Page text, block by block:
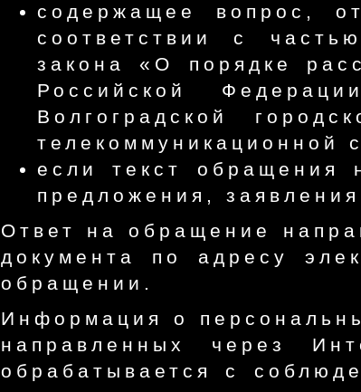
содержащее вопрос,
соответствии с
закона «О порядке
Российской
Волгоградской
телекоммуникационной
если текст обращения
предложения,
Ответ на обращение
документа по адресу
обращении.
Информация о
направленных через
обрабатывается с